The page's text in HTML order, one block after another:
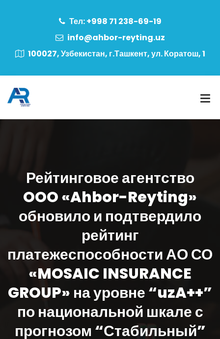
Тел: +998 71 238-69-19
info@ahbor-reyting.uz
100027, Узбекистан, г.Ташкент, ул. Коратош, 1
Рейтинговое агентство
OOO «Ahbor-Reyting»
обновило и подтвердило
рейтинг
платежеспособности АО СО
«MOSAIC INSURANCE
GROUP» на уровне “uzA++”
по национальной шкале с
прогнозом “Стабильный”